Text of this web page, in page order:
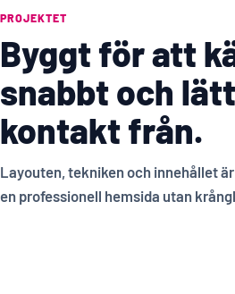
PROJEKTET
Byggt för att
snabbt och
kontakt från.
Layouten, tekniken och innehållet
en professionell hemsida utan